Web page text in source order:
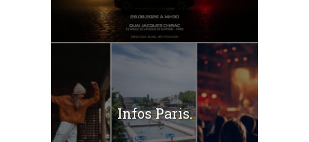
Infos Paris.